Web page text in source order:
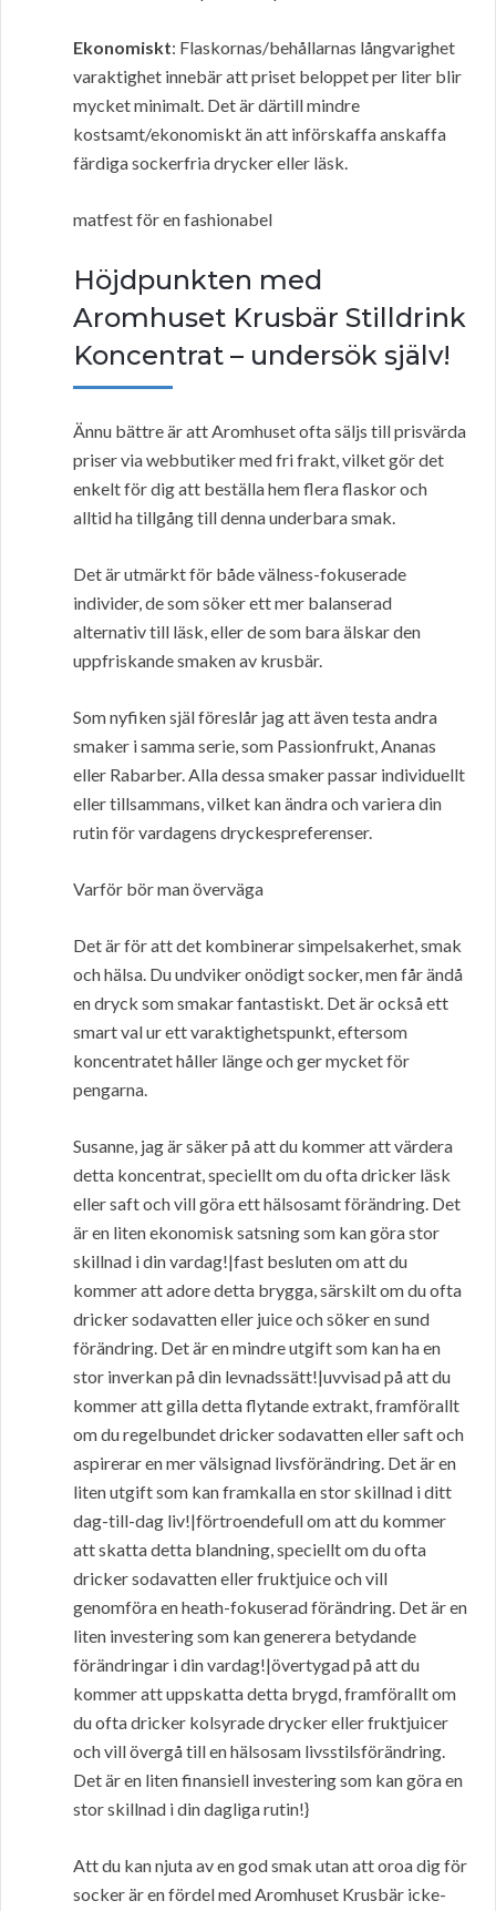
Ekonomiskt: Flaskornas/behållarnas långvarighet
varaktighet innebär att priset beloppet per liter blir
mycket minimalt. Det är därtill mindre
kostsamt/ekonomiskt än att införskaffa anskaffa
färdiga sockerfria drycker eller läsk.
matfest för en fashionabel
Höjdpunkten med
Aromhuset Krusbär Stilldrink
Koncentrat – undersök själv!
Ännu bättre är att Aromhuset ofta säljs till prisvärda
priser via webbutiker med fri frakt, vilket gör det
enkelt för dig att beställa hem flera flaskor och
alltid ha tillgång till denna underbara smak.
Det är utmärkt för både välness-fokuserade
individer, de som söker ett mer balanserad
alternativ till läsk, eller de som bara älskar den
uppfriskande smaken av krusbär.
Som nyfiken själ föreslår jag att även testa andra
smaker i samma serie, som Passionfrukt, Ananas
eller Rabarber. Alla dessa smaker passar individuellt
eller tillsammans, vilket kan ändra och variera din
rutin för vardagens dryckespreferenser.
Varför bör man överväga
Det är för att det kombinerar simpelsakerhet, smak
och hälsa. Du undviker onödigt socker, men får ändå
en dryck som smakar fantastiskt. Det är också ett
smart val ur ett varaktighetspunkt, eftersom
koncentratet håller länge och ger mycket för
pengarna.
Susanne, jag är säker på att du kommer att värdera
detta koncentrat, speciellt om du ofta dricker läsk
eller saft och vill göra ett hälsosamt förändring. Det
är en liten ekonomisk satsning som kan göra stor
skillnad i din vardag!|fast besluten om att du
kommer att adore detta brygga, särskilt om du ofta
dricker sodavatten eller juice och söker en sund
förändring. Det är en mindre utgift som kan ha en
stor inverkan på din levnadssätt!|uvvisad på att du
kommer att gilla detta flytande extrakt, framförallt
om du regelbundet dricker sodavatten eller saft och
aspirerar en mer välsignad livsförändring. Det är en
liten utgift som kan framkalla en stor skillnad i ditt
dag-till-dag liv!|förtroendefull om att du kommer
att skatta detta blandning, speciellt om du ofta
dricker sodavatten eller fruktjuice och vill
genomföra en heath-fokuserad förändring. Det är en
liten investering som kan generera betydande
förändringar i din vardag!|övertygad på att du
kommer att uppskatta detta brygd, framförallt om
du ofta dricker kolsyrade drycker eller fruktjuicer
och vill övergå till en hälsosam livsstilsförändring.
Det är en liten finansiell investering som kan göra en
stor skillnad i din dagliga rutin!}
Att du kan njuta av en god smak utan att oroa dig för
socker är en fördel med Aromhuset Krusbär icke-